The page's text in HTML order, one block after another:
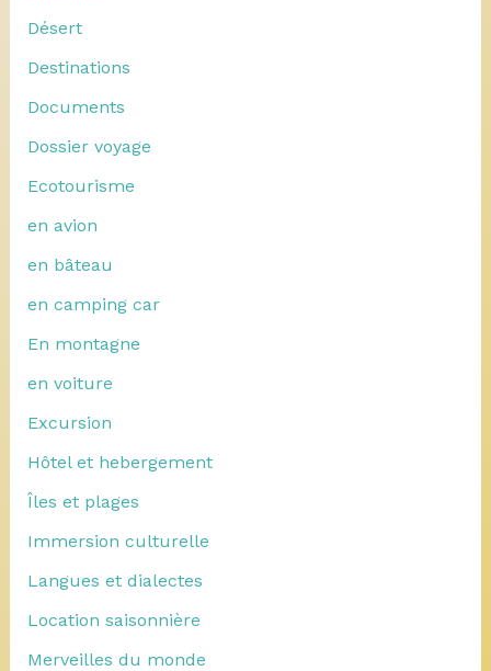
Désert
Destinations
Documents
Dossier voyage
Ecotourisme
en avion
en bâteau
en camping car
En montagne
en voiture
Excursion
Hôtel et hebergement
Îles et plages
Immersion culturelle
Langues et dialectes
Location saisonnière
Merveilles du monde